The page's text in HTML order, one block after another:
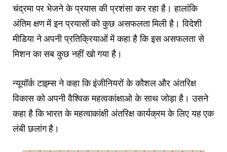
चंद्रमा पर भेजने के प्रयास की प्रशंसा कर रहा है। हालांकि
अंतिम क्षण में इन प्रयासों को कुछ असफलता मिली है। विदेशी
मीडिया ने अपनी प्रतिक्रियाओं में कहा है कि इस असफलता से
मिशन का सब कुछ नहीं खो गया है।
न्यूयॉर्क टाइम्स ने कहा कि इंजीनियरों के कौशल और अंतरिक्ष
विकास को अपनी वैश्विक महत्वकांक्षाओ के साथ जोड़ा है। उसने
कहा है कि भारत के महत्वाकांक्षी अंतरिक्ष कार्यक्रम के लिए यह एक
लंबी छलांग है।